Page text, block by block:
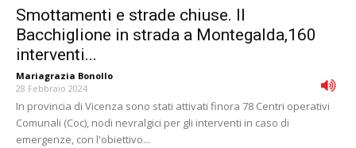
Smottamenti e strade chiuse. Il
Bacchiglione in strada a Montegalda,160
interventi...
Mariagrazia Bonollo -
28 Febbraio 2024
In provincia di Vicenza sono stati attivati finora 78 Centri operativi
Comunali (Coc), nodi nevralgici per gli interventi in caso di
emergenze, con l'obiettivo...